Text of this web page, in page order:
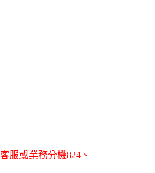
服或業務分機824、